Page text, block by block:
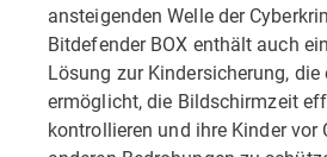
ansteigenden Welle der
Bitdefender BOX enthält auch
Lösung zur Kindersicherung, die
ermöglicht, die Bildschirmzeit
kontrollieren und ihre Kinder vor